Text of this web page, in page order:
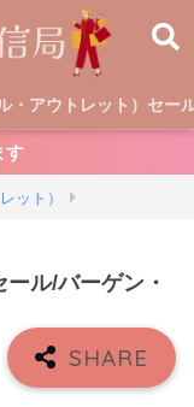
・アウトレット）セー
す
ット）
ル/バーゲン・